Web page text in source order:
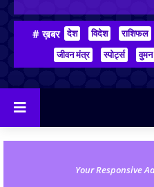
# ख़बर देश विदेश राशिफल
जीवन मंत्र
स्पोर्ट्स वुमन
Your Responsive